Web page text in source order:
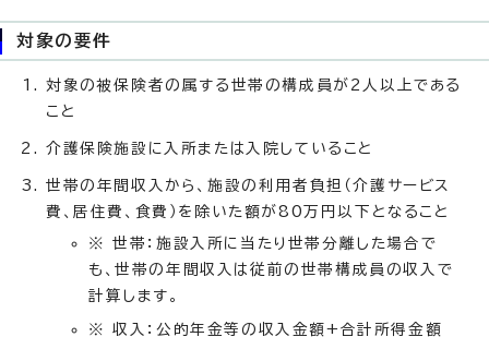
対象の要件
対象の被保険者の属する世帯の構成員が2人以上である
こと
介護保険施設に入所または入院していること
世帯の年間収入から、施設の利用者負担（介護サービス
費、居住費、食費）を除いた額が80万円以下となること
※ 世帯：施設入所に当たり世帯分離した場合で
も、世帯の年間収入は従前の世帯構成員の収入で
計算します。
※ 収入：公的年金等の収入金額+合計所得金額